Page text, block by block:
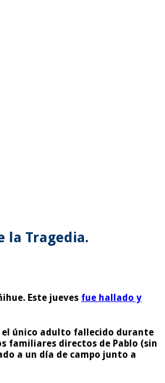
la Tragedia.
Este jueves fue hallado y
el único adulto fallecido durante
familiares directos de Pablo (sin
a un día de campo junto a